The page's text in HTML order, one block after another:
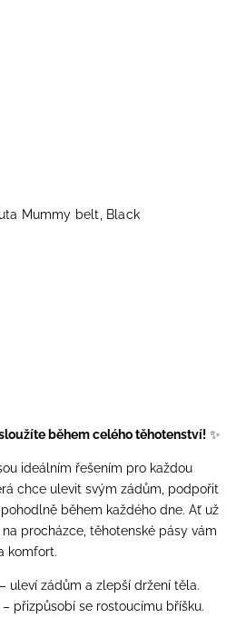
Mummy belt, Black
během celého těhotenství! ✨
ideálním řešením pro každou
chce ulevit svým zádům, podpořit
během každého dne. Ať už
procházce, těhotenské pásy vám
komfort.
– uleví zádům a zlepší držení těla.
– přizpůsobí se rostoucímu bříšku.